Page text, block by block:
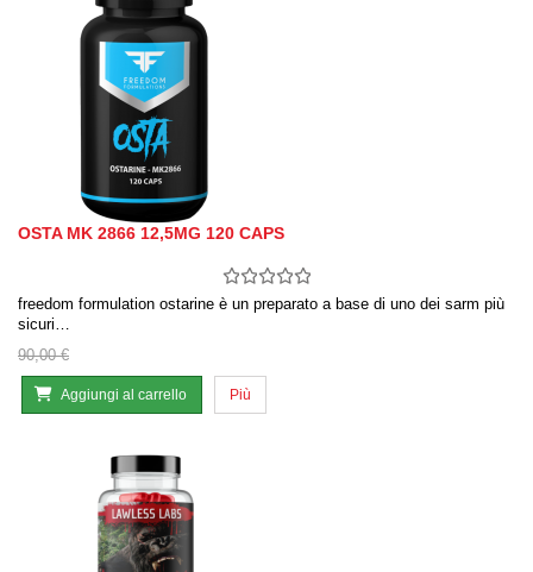
OSTA MK 2866 12,5MG 120 CAPS
freedom formulation ostarine è un preparato a base di uno dei sarm più
sicuri…
90,00 €
Aggiungi al carrello Più